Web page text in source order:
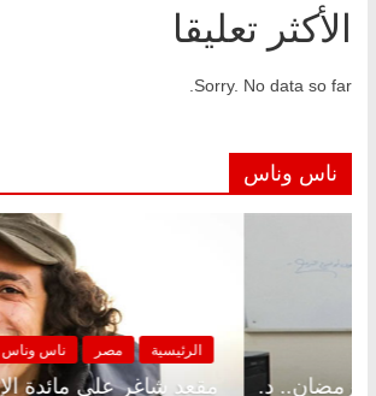
الأكثر تعليقا
Sorry. No data so far.
ناس وناس
ناس وناس
على الإفطار وبلكونة بلا زينة رمضان.. د.